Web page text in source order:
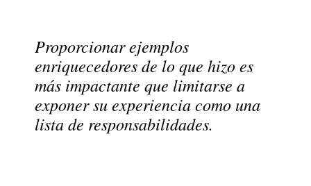
Proporcionar ejemplos
enriquecedores de lo que hizo es
más impactante que limitarse a
exponer su experiencia como una
lista de responsabilidades.